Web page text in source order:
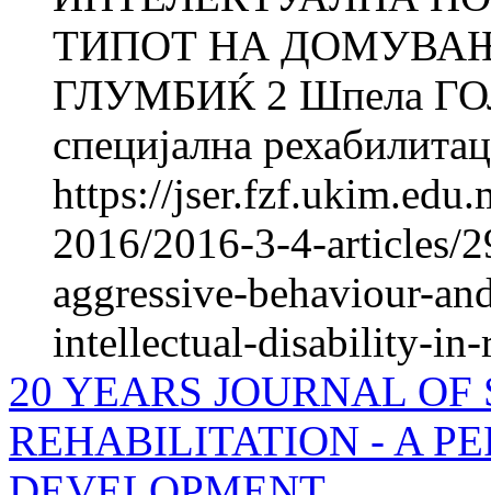
ТИПОТ НА
ГЛУМБИЌ 2 Шпела
специјална
https://
2016/2016-3-4-articles/
aggressive-behaviour-
intellectual-disability-
20 YEARS JOURNAL
REHABILITATION - A